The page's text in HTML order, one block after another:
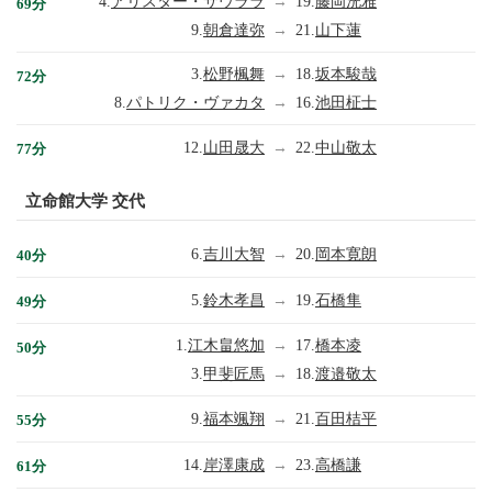
69分
9. 朝倉達弥 → 21. 山下蓮
72分 3. 松野楓舞 → 18. 坂本駿哉
8. パトリク・ヴァカタ → 16. 池田柾士
77分 12. 山田晟大 → 22. 中山敬太
立命館大学 交代
40分 6. 吉川大智 → 20. 岡本寛朗
49分 5. 鈴木孝昌 → 19. 石橋隼
50分 1. 江木畠悠加 → 17. 橋本凌
3. 甲斐匠馬 → 18. 渡邉敬太
55分 9. 福本颯翔 → 21. 百田桔平
61分 14. 岸澤康成 → 23. 高橋謙